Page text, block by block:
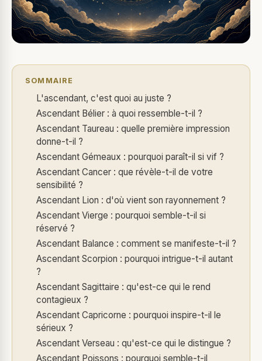
SOMMAIRE
L'ascendant, c'est quoi au juste ?
Ascendant Bélier : à quoi ressemble-t-il ?
Ascendant Taureau : quelle première impression
donne-t-il ?
Ascendant Gémeaux : pourquoi paraît-il si vif ?
Ascendant Cancer : que révèle-t-il de votre
sensibilité ?
Ascendant Lion : d'où vient son rayonnement ?
Ascendant Vierge : pourquoi semble-t-il si
réservé ?
Ascendant Balance : comment se manifeste-t-il ?
Ascendant Scorpion : pourquoi intrigue-t-il autant
?
Ascendant Sagittaire : qu'est-ce qui le rend
contagieux ?
Ascendant Capricorne : pourquoi inspire-t-il le
sérieux ?
Ascendant Verseau : qu'est-ce qui le distingue ?
Ascendant Poissons : pourquoi semble-t-il